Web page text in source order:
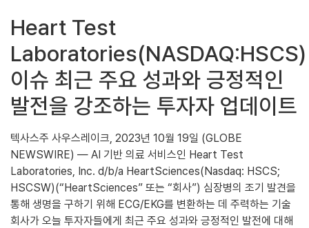
Heart Test
Laboratories(NASDAQ:HSCS)
이슈 최근 주요 성과와 긍정적인
발전을 강조하는 투자자 업데이트
텍사스주 사우스레이크, 2023년 10월 19일 (GLOBE
NEWSWIRE) — AI 기반 의료 서비스인 Heart Test
Laboratories, Inc. d/b/a HeartSciences(Nasdaq: HSCS;
HSCSW)(“HeartSciences” 또는 “회사”) 심장병의 조기 발견을
통해 생명을 구하기 위해 ECG/EKG를 변환하는 데 주력하는 기술
회사가 오늘 투자자들에게 최근 주요 성과와 긍정적인 발전에 대해